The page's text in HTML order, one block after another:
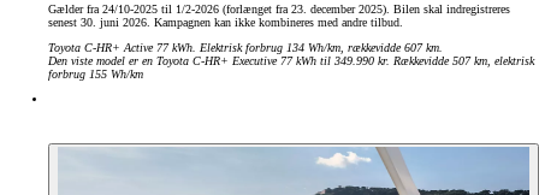
Gælder fra 24/10-2025 til 1/2-2026 (forlænget fra 23. december 2025). Bilen skal indregistreres
senest 30. juni 2026. Kampagnen kan ikke kombineres med andre tilbud.
Toyota C-HR+ Active 77 kWh. Elektrisk forbrug 134 Wh/km, rækkevidde 607 km.
Den viste model er en Toyota C-HR+ Executive 77 kWh til 349.990 kr. Rækkevidde 507 km, elektrisk
forbrug 155 Wh/km